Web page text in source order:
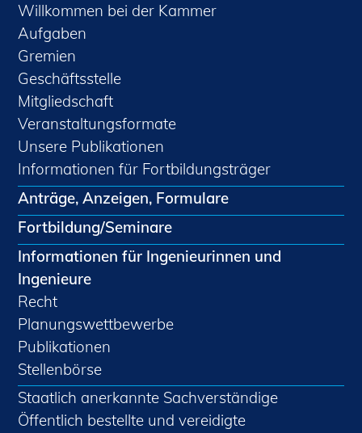
Willkommen bei der Kammer
Aufgaben
Gremien
Geschäftsstelle
Mitgliedschaft
Veranstaltungsformate
Unsere Publikationen
Informationen für Fortbildungsträger
Anträge, Anzeigen, Formulare
Fortbildung/Seminare
Informationen für Ingenieurinnen und
Ingenieure
Recht
Planungswettbewerbe
Publikationen
Stellenbörse
Staatlich anerkannte Sachverständige
Öffentlich bestellte und vereidigte